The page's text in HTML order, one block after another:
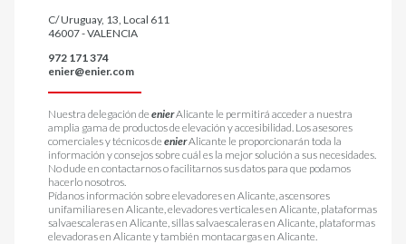
C/ Uruguay, 13, Local 611
46007 - VALENCIA
972 171 374
enier@enier.com
Nuestra delegación deenierAlicante le permitirá acceder a nuestra
amplia gama de productos de elevación y accesibilidad. Los asesores
comerciales y técnicos deenierAlicante le proporcionarán toda la
información y consejos sobre cuál es la mejor solución a sus necesidades.
No dude en contactarnos o facilitarnos sus datos para que podamos
hacerlo nosotros.
Pídanos información sobreelevadores en Alicante ,ascensores
unifamiliares en Alicante ,elevadores verticales en Alicante plataformas
salvaescaleras en Alicante ,sillas salvaescaleras en Alicante plataformas
elevadoras en Alicante y también montacargas en Alicante